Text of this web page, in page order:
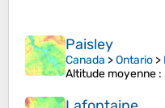
Paisley
Canada >Ontario >
Altitude moyenne :